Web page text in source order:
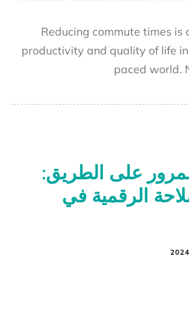
Reducing commute times
productivity and quality of life
paced world.
على الطريق:
الرقمية في